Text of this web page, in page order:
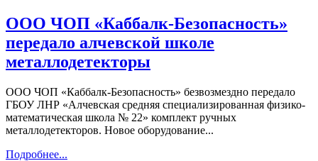
ООО ЧОП «Каббалк-Безопасность»
передало алчевской школе
металлодетекторы
ООО ЧОП «Каббалк-Безопасность» безвозмездно передало
ГБОУ ЛНР «Алчевская средняя специализированная физико-
математическая школа № 22» комплект ручных
металлодетекторов. Новое оборудование...
Подробнее...